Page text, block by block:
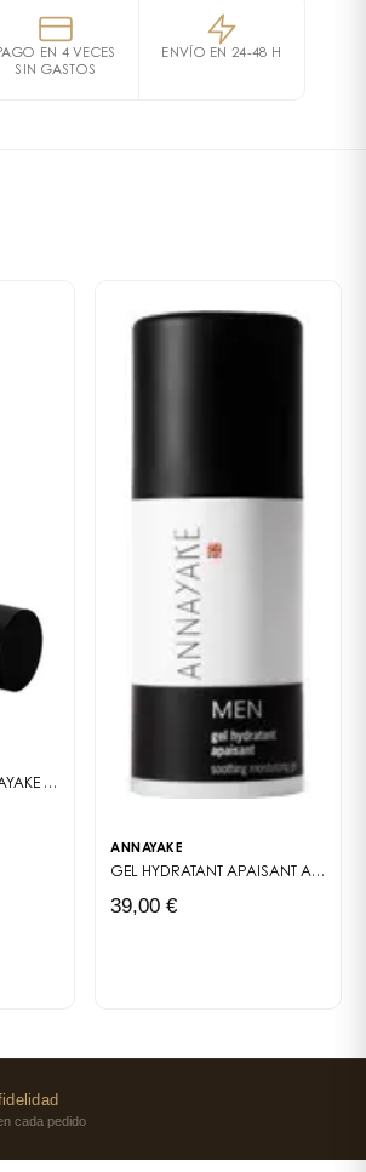
PALMITATE, BUTYLENE GLYCOL,
CARBOMER, PROPYLENE
FRAXINUS EXCELSIOR
EN 4 VECES
SIN GASTOS
ENVÍO EN 24-48 H
FERMETÉ, L'ÉLASTICITÉ ET L'ÉCLAT DE LA PEAU
MEN
ANNAYAKE
GEL HYDRATANT APAISANT ANNAYAKE MEN
39,00 €
cada pedido